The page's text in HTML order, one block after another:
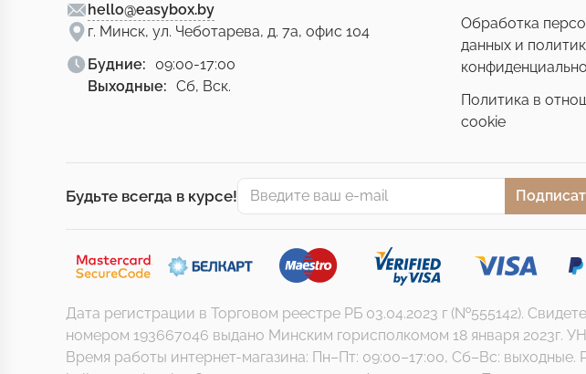
hello@easybox.by
г. Минск, ул. Чеботарева, д. 7а, офис 104
Будние:
09:00-17:00
Выходные: Сб, Вск.
Обработка
данных и
Политика в
cookie
Будьте всегда в курсе!
Дата регистрации в Торговом реестре РБ 03.04.2023 г (№555142).
номером 193667046 выдано Минским горисполкомом 18 января 2023г.
Время работы интернет-магазина: Пн–Пт: 09:00–17:00, Сб–Вс: